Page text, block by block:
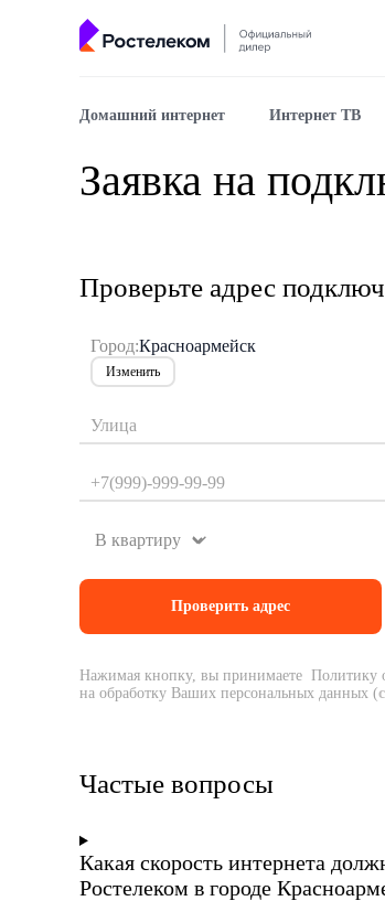
Домашний интернет Интернет ТВ
Заявка на
Проверьте адрес
Город:Красноармейск
Изменить
Нажимая кнопку, вы принимаете Политику
на обработку Ваших персональных данных (
Частые вопросы
Какая скорость интернета
Ростелеком в городе